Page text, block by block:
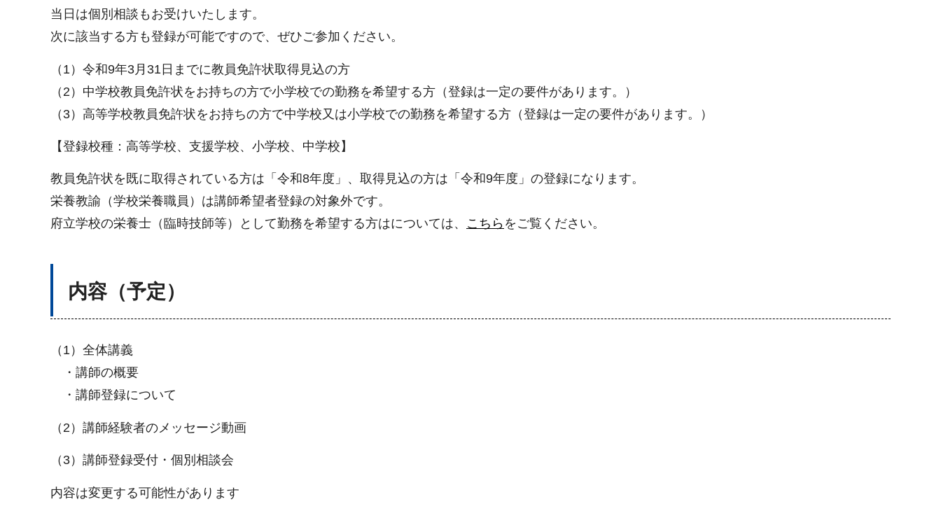
当日は個別相談もお受けいたします。
次に該当する方も登録が可能ですので、ぜひご参加ください。
（1）令和9年3月31日までに教員免許状取得見込の方
（2）中学校教員免許状をお持ちの方で小学校での勤務を希望する方（登録は一定の要件があります。）
（3）高等学校教員免許状をお持ちの方で中学校又は小学校での勤務を希望する方（登録は一定の要件があります。）
【登録校種：高等学校、支援学校、小学校、中学校】
教員免許状を既に取得されている方は「令和8年度」、取得見込の方は「令和9年度」の登録になります。
栄養教諭（学校栄養職員）は講師希望者登録の対象外です。
府立学校の栄養士（臨時技師等）として勤務を希望する方はについては、 こちら をご覧ください。
内容（予定）
（1）全体講義
・講師の概要
・講師登録について
（2）講師経験者のメッセージ動画
（3）講師登録受付・個別相談会
内容は変更する可能性があります